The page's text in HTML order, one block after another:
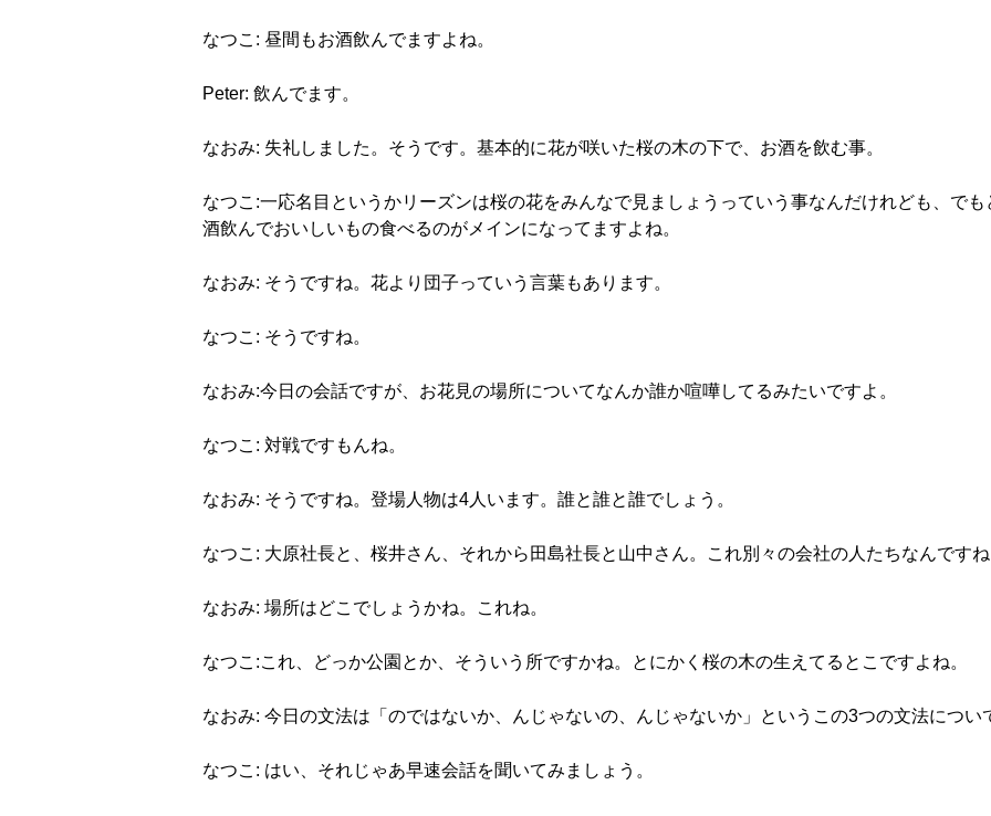
なつこ: 昼間もお酒飲んでますよね。
Peter: 飲んでます。
なおみ: 失礼しました。そうです。基本的に花が咲いた桜の木の下で、お酒を飲む事。
なつこ:一応名目というかリーズンは桜の花をみんなで見ましょうっていう事なんだけれども、で
酒飲んでおいしいもの食べるのがメインになってますよね。
なおみ: そうですね。花より団子っていう言葉もあります。
なつこ: そうですね。
なおみ:今日の会話ですが、お花見の場所についてなんか誰か喧嘩してるみたいですよ。
なつこ: 対戦ですもんね。
なおみ: そうですね。登場人物は4人います。誰と誰と誰でしょう。
なつこ: 大原社長と、桜井さん、それから田島社長と山中さん。これ別々の会社の人たちなんですね
なおみ: 場所はどこでしょうかね。これね。
なつこ:これ、どっか公園とか、そういう所ですかね。とにかく桜の木の生えてるとこですよね。
なおみ: 今日の文法は「のではないか、んじゃないの、んじゃないか」というこの3つの文法につい
なつこ: はい、それじゃあ早速会話を聞いてみましょう。